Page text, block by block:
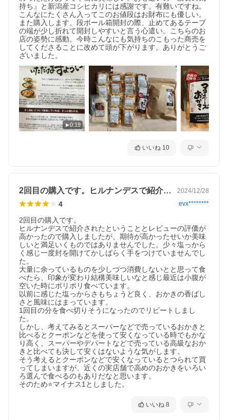
■この商品のポイントは？■
Q. この商品はどんな商品ですか？
A. ヒルナンデスの「福袋企画」で紹介された、簡易包装にす
る事でコストを削減した福袋です。
Q. 内容量はどれくらいですか？
A. 大袋×1袋、小袋7種×14袋と、自由に選べるおまけ1袋で合
計1100gです。
持ち』と新潟産コシヒカリには感謝です。有難いですね。
こんなにたくさん入ってこのお値段はお財布にも優しい。
また購入します。段ボール箱開封の際、止めてあるテープ
の端が少し折れて開封しやすいと言う心遣い。こちらのお
店の姿勢に感動。今時こんなにも気持ちのこもった商売を
してくださることに改めて頭が下がります。ありがとうご
ざいました。
0:19
いいね 10
2回目の購入です。ヒルナンデスで紹介さ… 2024/12/28
4 evx********
2回目の購入です。
ヒルナンデスで紹介されたということとレビューの評価が
高かったので購入しましたが、期待が高かったせいか美味
しいと満足いくものではありませんでした。少々塩っから
く感じ一度封を開けてかしばらく手をつけていませんでし
た。
大量に余っているものを少しづつ消費しないとと思って食
べたら、印象が変わり結構美味しいなと感じ最近は小腹が
空いた時にポリポリ食べています。
以前に感じた塩っからさもちょうど良く、おかきの香ばし
さと風味にはまっています。
1回目の分を食べ切りそうになったのでリピートしまし
た。
しかし、考えてみるとスーパーなどで売っているおかきと
比べるとクーポンなどを使って安くなっている時でもかな
り高く、スーパーやデパートなどで売っている高級なおか
きと比べても決して安くはないような気がします。
そう考えるとクーポンなどで安くなっているとつられて買
ってしまいますが、近くの実店舗で高めのおかきをいろい
ろ選んで食べるのもありだなと思います。
そのため⭐️マイナス1としました。
いいね 8